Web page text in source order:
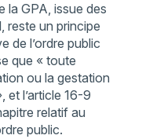
la GPA, issue des
reste un principe
de l’ordre public
que « toute
ou la gestation
et l’article 16-9
relatif au
public.